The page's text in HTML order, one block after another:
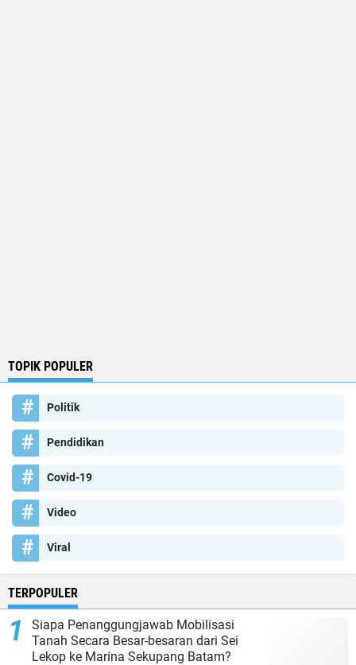
TOPIK POPULER
Politik
Pendidikan
Covid-19
Video
Viral
TERPOPULER
Siapa Penanggungjawab Mobilisasi
Tanah Secara Besar-besaran dari Sei
Lekop ke Marina Sekupang Batam?